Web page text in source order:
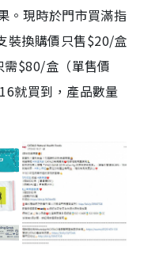
。現時於門市買滿指
裝換購價只售$20/盒
需$80/盒（單售價
就買到，產品數量